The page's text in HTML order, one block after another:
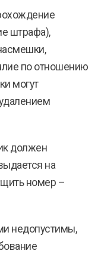
штрафа),
по отношению
могут
должен
на
номер –
недопустимы,